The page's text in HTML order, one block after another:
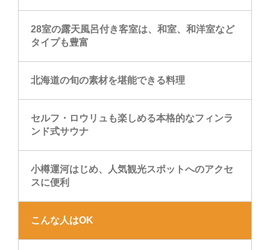
28室の露天風呂付き客室は、和室、和洋室など
タイプも豊富
北海道の旬の素材を堪能できる料理
セルフ・ロウリュも楽しめる本格的なフィンラ
ンド式サウナ
小樽運河はじめ、人気観光スポットへのアクセ
スに便利
こんな人はOK